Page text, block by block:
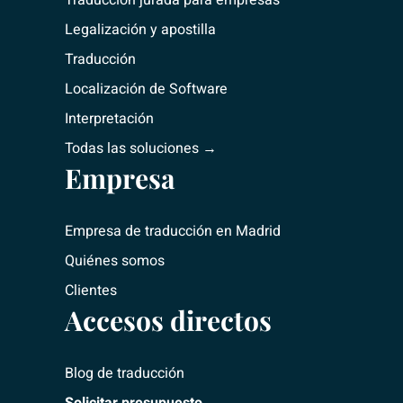
Legalización y apostilla
Traducción
Localización de Software
Interpretación
Todas las soluciones →
Empresa
Empresa de traducción en Madrid
Quiénes somos
Clientes
Accesos directos
Blog de traducción